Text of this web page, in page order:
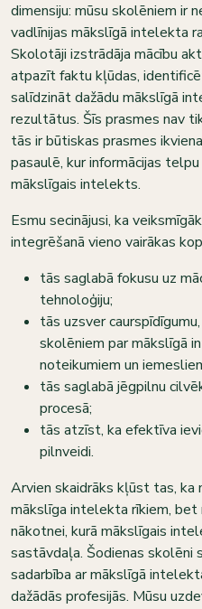
dimensiju: mūsu skolēniem ir
vadlīnijas mākslīgā intelekta
Skolotāji izstrādāja mācību
atpazīt faktu kļūdas,
salīdzināt dažādu mākslīgā
rezultātus. Šīs prasmes nav
tās ir būtiskas prasmes
pasaulē, kur informācijas
mākslīgais intelekts.
Esmu secinājusi, ka
integrēšanā vieno vairākas
tās saglabā fokusu uz
tehnoloģiju;
tās uzsver
skolēniem par mākslīgā
noteikumiem un
tās saglabā jēgpilnu
procesā;
tās atzīst, ka efektīva
pilnveidi.
Arvien skaidrāks kļūst tas, ka
mākslīga intelekta rīkiem,
nākotnei, kurā mākslīgais
sastāvdaļa. Šodienas skolēni
sadarbība ar mākslīgā
dažādās profesijās. Mūsu